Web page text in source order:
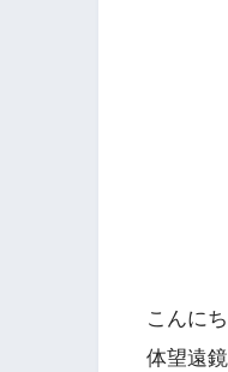
こんに
体望遠